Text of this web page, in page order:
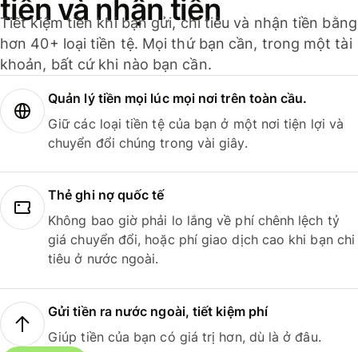
tiền và nhận tiền
Tiết kiệm tiền khi bạn gửi, chi tiêu và nhận tiền bằng
hơn 40+ loại tiền tệ. Mọi thứ bạn cần, trong một tài
khoản, bất cứ khi nào bạn cần.
Quản lý tiền mọi lúc mọi nơi trên toàn cầu.
Giữ các loại tiền tệ của bạn ở một nơi tiện lợi và
chuyển đổi chúng trong vài giây.
Thẻ ghi nợ quốc tế
Không bao giờ phải lo lắng về phí chênh lệch tỷ
giá chuyển đổi, hoặc phí giao dịch cao khi bạn chi
tiêu ở nước ngoài.
Gửi tiền ra nước ngoài, tiết kiệm phí
Giúp tiền của bạn có giá trị hơn, dù là ở đâu.